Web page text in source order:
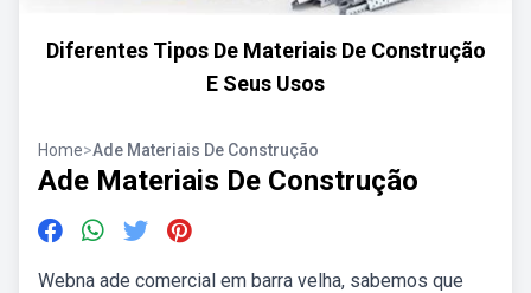
Diferentes Tipos De Materiais De Construção
E Seus Usos
Home>Ade Materiais De Construção
Ade Materiais De Construção
Webna ade comercial em barra velha, sabemos que